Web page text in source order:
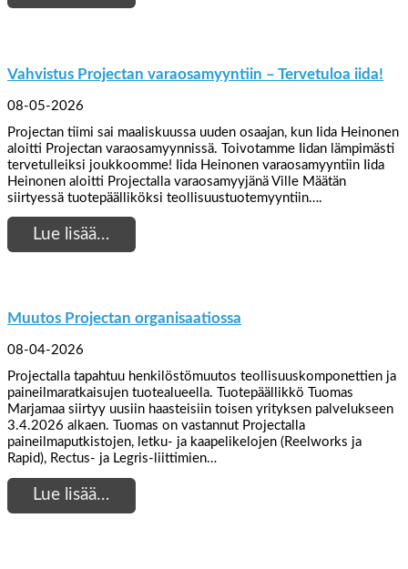
Vahvistus Projectan varaosamyyntiin – Tervetuloa iida!
08-05-2026
Projectan tiimi sai maaliskuussa uuden osaajan, kun Iida Heinonen
aloitti Projectan varaosamyynnissä. Toivotamme Iidan lämpimästi
tervetulleiksi joukkoomme! Iida Heinonen varaosamyyntiin Iida
Heinonen aloitti Projectalla varaosamyyjänä Ville Määtän
siirtyessä tuotepäälliköksi teollisuustuotemyyntiin….
Lue lisää…
Muutos Projectan organisaatiossa
08-04-2026
Projectalla tapahtuu henkilöstömuutos teollisuuskomponettien ja
paineilmaratkaisujen tuotealueella. Tuotepäällikkö Tuomas
Marjamaa siirtyy uusiin haasteisiin toisen yrityksen palvelukseen
3.4.2026 alkaen. Tuomas on vastannut Projectalla
paineilmaputkistojen, letku- ja kaapelikelojen (Reelworks ja
Rapid), Rectus- ja Legris-liittimien…
Lue lisää…